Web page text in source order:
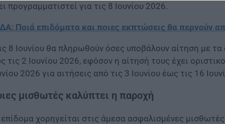
προγραμματιστεί για τις 8 Ιουνίου 2026.
Ποιά επιδόματα και ποιες εκπτώσεις θα περνούν
8 Ιουνίου θα πληρωθούν όσες υποβάλουν αίτηση με
τις 2 Ιουνίου 2026, εφόσον η αίτησή τους έχει
2026 για αιτήσεις από τις 3 Ιουνίου έως τις 16
μισθωτές καλύπτει η παροχή
χορηγείται στις άμεσα ασφαλισμένες